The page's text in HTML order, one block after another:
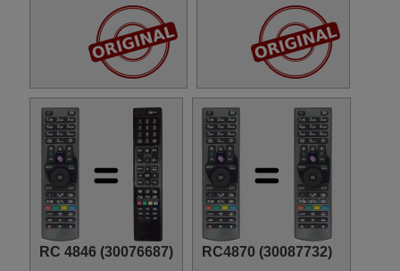
(CEDLED49B3)
Continental Edison 10099129
(CEDLED39275MLA3)
Continental Edison 10099148
(CELED32SMARTB3)
Continental Edison 10101026
(CELED490116B3)
Continental Edison 10102128
(CELED390316B3)
Continental Edison 10102148
(CELED490316B3)
Continental Edison 3220
Continental Edison
CE32CDLED3
Continental Edison
CEDLED321015B3
Continental Edison
CEDLED321883
Continental Edison
RC 4846 (30076687)
RC4870 (30087732)